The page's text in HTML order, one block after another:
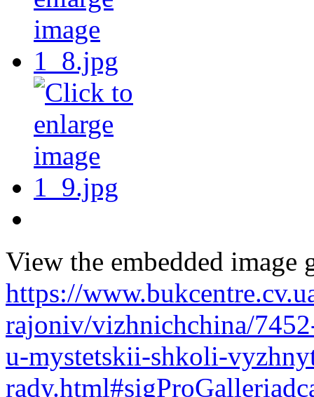
View the embedded image
https://
rajoniv/vizhnichchina/
u-mystetskii-shkoli-